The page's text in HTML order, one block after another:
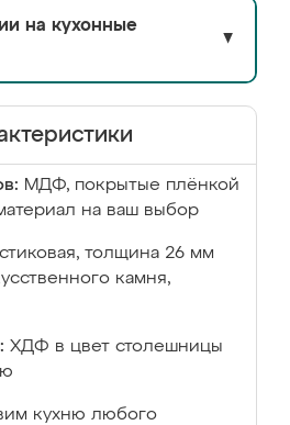
на кухонные
▼
МДФ, покрытые плёнкой
на ваш выбор
толщина 26 мм
камня,
ХДФ в цвет столешницы
кухню любого